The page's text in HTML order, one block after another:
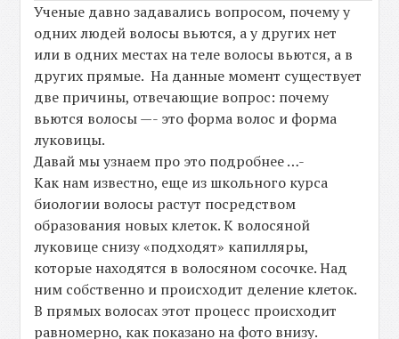
Ученые давно задавались вопросом, почему у
одних людей волосы вьются, а у других нет
или в одних местах на теле волосы вьются, а в
других прямые. На данные момент существует
две причины, отвечающие вопрос: почему
вьются волосы —- это форма волос и форма
луковицы.
Давай мы узнаем про это подробнее …-
Как нам известно, еще из школьного курса
биологии волосы растут посредством
образования новых клеток. К волосяной
луковице снизу «подходят» капилляры,
которые находятся в волосяном сосочке. Над
ним собственно и происходит деление клеток.
В прямых волосах этот процесс происходит
равномерно, как показано на фото внизу.